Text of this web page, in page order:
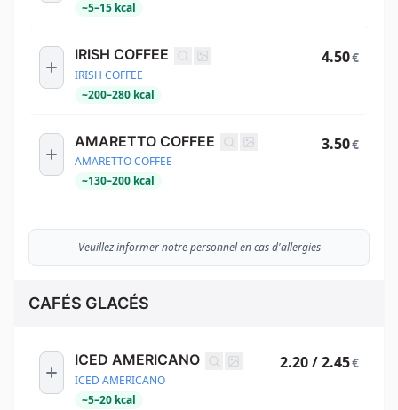
~5–15 kcal
IRISH COFFEE
IRISH COFFEE
~200–280 kcal
4.50€
AMARETTO COFFEE
AMARETTO COFFEE
~130–200 kcal
3.50€
Veuillez informer notre personnel en cas d'allergies
CAFÉS GLACÉS
ICED AMERICANO
ICED AMERICANO
~5–20 kcal
2.20 / 2.45€